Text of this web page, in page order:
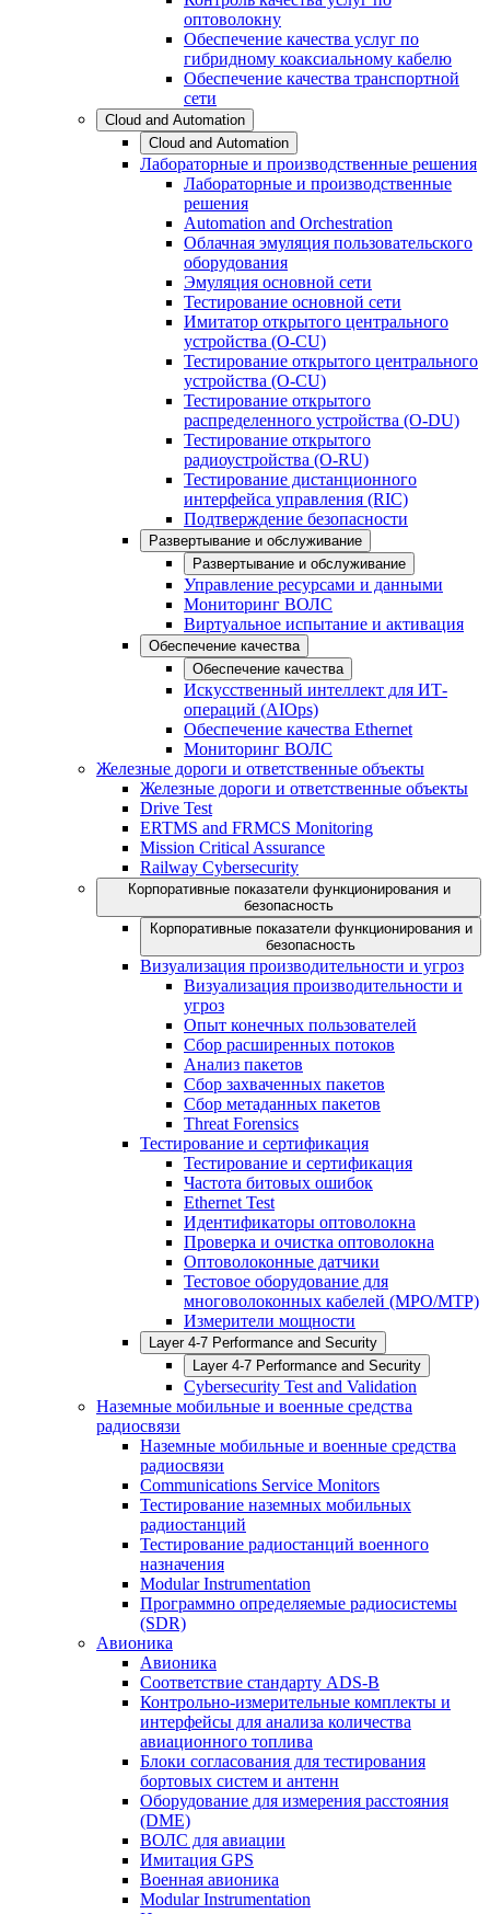
оптоволокну
Обеспечение качества услуг по
гибридному коаксиальному кабелю
Обеспечение качества транспортной
сети
Cloud and Automation
Cloud and Automation
Лабораторные и производственные решения
Лабораторные и производственные
решения
Automation and Orchestration
Облачная эмуляция пользовательского
оборудования
Эмуляция основной сети
Тестирование основной сети
Имитатор открытого центрального
устройства (O-CU)
Тестирование открытого центрального
устройства (O-CU)
Тестирование открытого
распределенного устройства (O-DU)
Тестирование открытого
радиоустройства (O-RU)
Тестирование дистанционного
интерфейса управления (RIC)
Подтверждение безопасности
Развертывание и обслуживание
Развертывание и обслуживание
Управление ресурсами и данными
Мониторинг ВОЛС
Виртуальное испытание и активация
Обеспечение качества
Обеспечение качества
Искусственный интеллект для ИТ-
операций (AIOps)
Обеспечение качества Ethernet
Мониторинг ВОЛС
Железные дороги и ответственные объекты
Железные дороги и ответственные объекты
Drive Test
ERTMS and FRMCS Monitoring
Mission Critical Assurance
Railway Cybersecurity
Корпоративные показатели функционирования и
безопасность
Корпоративные показатели функционирования и
безопасность
Визуализация производительности и угроз
Визуализация производительности и
угроз
Опыт конечных пользователей
Сбор расширенных потоков
Анализ пакетов
Сбор захваченных пакетов
Сбор метаданных пакетов
Threat Forensics
Тестирование и сертификация
Тестирование и сертификация
Частота битовых ошибок
Ethernet Test
Идентификаторы оптоволокна
Проверка и очистка оптоволокна
Оптоволоконные датчики
Тестовое оборудование для
многоволоконных кабелей (MPO/MTP)
Измерители мощности
Layer 4-7 Performance and Security
Layer 4-7 Performance and Security
Cybersecurity Test and Validation
Наземные мобильные и военные средства
радиосвязи
Наземные мобильные и военные средства
радиосвязи
Communications Service Monitors
Тестирование наземных мобильных
радиостанций
Тестирование радиостанций военного
назначения
Modular Instrumentation
Программно определяемые радиосистемы
(SDR)
Авионика
Авионика
Соответствие стандарту ADS-B
Контрольно-измерительные комплекты и
интерфейсы для анализа количества
авиационного топлива
Блоки согласования для тестирования
бортовых систем и антенн
Оборудование для измерения расстояния
(DME)
ВОЛС для авиации
Имитация GPS
Военная авионика
Modular Instrumentation